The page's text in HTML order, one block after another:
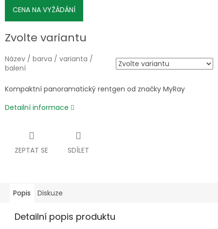
CENA NA VYŽÁDÁNÍ
Zvolte variantu
Název / barva / varianta /
balení
Kompaktní panoramatický rentgen od značky MyRay
Detailní informace
ZEPTAT SE SDÍLET
Popis Diskuze
Detailní popis produktu